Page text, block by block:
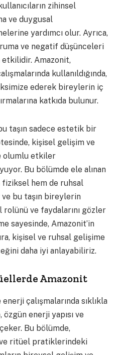
zihinsel
ve duygusal
yardımcı olur. Ayrıca,
ve negatif düşünceleri
etkilidir. Amazonit,
kullanıldığında,
ederek bireylerin iç
katkıda bulunur.
taşın sadece estetik bir
kişisel gelişim ve
olumlu etkiler
Bu bölümde ele alınan
fiziksel hem de ruhsal
bu taşın bireylerin
rolünü ve faydalarını gözler
sayesinde, Amazonit’in
kişisel ve ruhsal gelişime
daha iyi anlayabiliriz.
Amazonit
çalışmalarında sıklıkla
enerji yapısı ve
Bu bölümde,
ritüel pratiklerindeki